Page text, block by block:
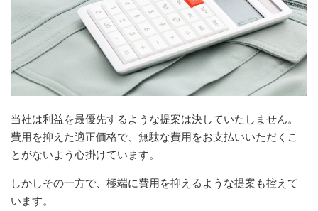
当社は利益を最優先するような提案は決していたしません。
費用を抑えた適正価格で、無駄な費用をお支払いいただくこ
とがないよう心掛けています。
しかしその一方で、極端に費用を抑えるような提案も控えて
います。